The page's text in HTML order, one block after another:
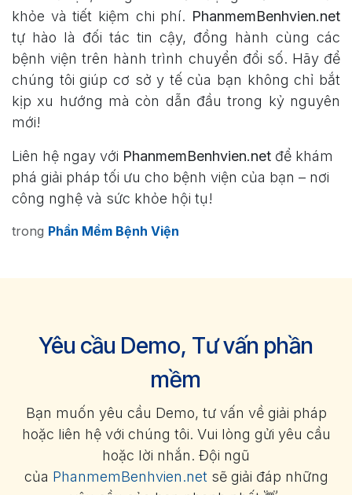
khỏe và tiết kiệm chi phí. PhanmemBenhvien.net
tự hào là đối tác tin cậy, đồng hành cùng các
bệnh viện trên hành trình chuyển đổi số. Hãy để
chúng tôi giúp cơ sở y tế của bạn không chỉ bắt
kịp xu hướng mà còn dẫn đầu trong kỷ nguyên
mới!
Liên hệ ngay với PhanmemBenhvien.net để khám
phá giải pháp tối ưu cho bệnh viện của bạn – nơi
công nghệ và sức khỏe hội tụ!
trong Phần Mềm Bệnh Viện
Yêu cầu Demo, Tư vấn phần
mềm
Bạn muốn yêu cầu Demo, tư vấn về giải pháp
hoặc liên hệ với chúng tôi. Vui lòng gửi yêu cầu
hoặc lời nhắn. Đội ngũ
của PhanmemBenhvien.net sẽ giải đáp những